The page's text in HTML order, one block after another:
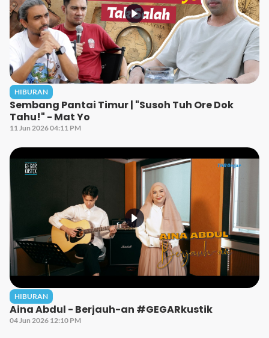
HIBURAN
Sembang Pantai Timur | "Susoh Tuh Ore Dok
Tahu!" - Mat Yo
11 Jun 2026 04:11 PM
HIBURAN
Aina Abdul - Berjauh-an #GEGARkustik
04 Jun 2026 12:10 PM